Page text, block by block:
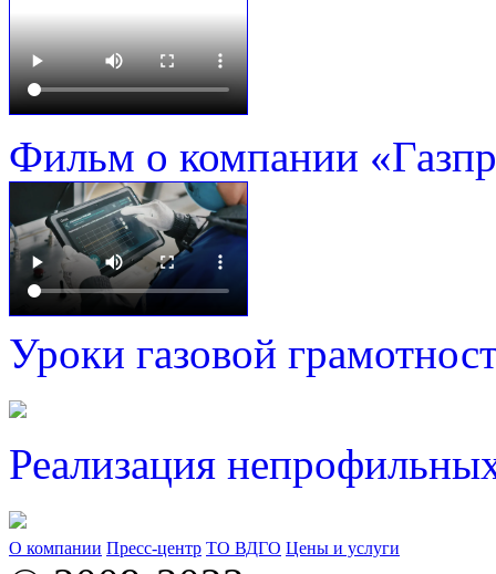
Фильм о компании
Уроки газовой
Реализация
О компании Пресс-центр ТО ВДГО Цены и услуги